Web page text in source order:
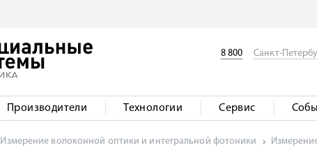
Измерение волоконной оптики и интегральной фотоники
8 800 Санкт-
Производители Технологии Сервис